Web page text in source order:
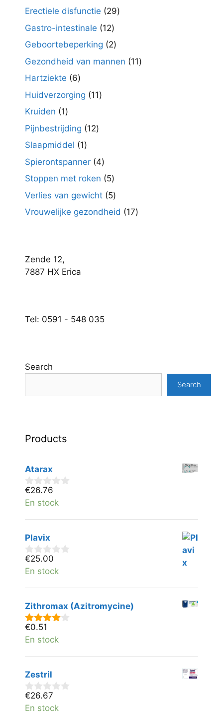
producten
Erectiele disfunctie 2929
Gastro-intestinale 1212
producten
Geboortebeperking 22
producten
Gezondheid van mannen 1111
Hartziekte 66
producten
Huidverzorging 1111
Kruiden 11
product
Pijnbestrijding 1212
Slaapmiddel 11
product
Spierontspanner 44
producten
Stoppen met roken 55
producten
Verlies van gewicht 55
producten
Vrouwelijke gezondheid 1717
Zende 12,
7887 HX Erica
Tel: 0591 - 548 035
Search
Search
Products
Atarax
0
v
n
€26.76
En stock
Plavix
0
v
n
€25.00
En stock
Zithromax (Azitromycine)
4.00van
5
€0.51
En stock
Zestril
0
v
€26.67
En stock